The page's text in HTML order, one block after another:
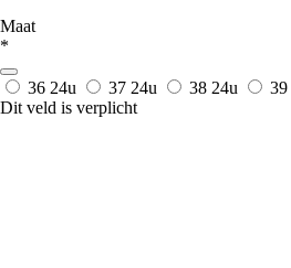
Maat
*
36 24u 37 24u 38 24u 39
Dit veld is verplicht